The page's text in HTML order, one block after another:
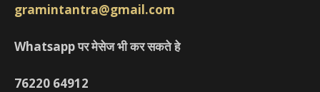
gramintantra@gmail.com
Whatsapp पर मेसेज भी कर सकते हे
76220 64912